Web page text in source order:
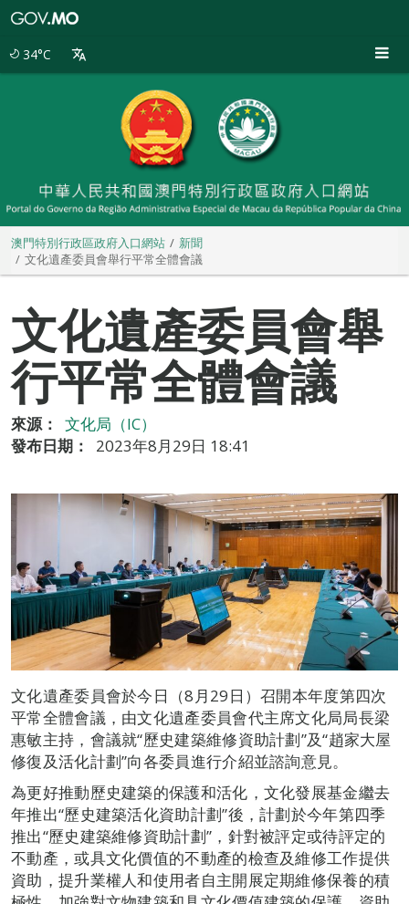
34°C
澳門特別行政區政府入口網站
新聞
文化遺產委員會舉行平常全體會議
文化遺產委員會舉
行平常全體會議
來源：
文化局（IC）
發布日期：
2023年8月29日 18:41
文化遺產委員會於今日（8月29日）召開本年度第四次
平常全體會議，由文化遺產委員會代主席文化局局長梁
惠敏主持，會議就“歷史建築維修資助計劃”及“趙家大屋
修復及活化計劃”向各委員進行介紹並諮詢意見。
為更好推動歷史建築的保護和活化，文化發展基金繼去
年推出“歷史建築活化資助計劃”後，計劃於今年第四季
推出“歷史建築維修資助計劃”，針對被評定或待評定的
不動產，或具文化價值的不動產的檢查及維修工作提供
資助，提升業權人和使用者自主開展定期維修保養的積